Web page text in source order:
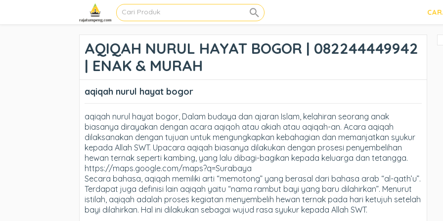
AQIQAH NURUL HAYAT BOGOR | 082244449942
| ENAK & MURAH
aqiqah nurul hayat bogor
aqiqah nurul hayat bogor, Dalam budaya dan ajaran Islam, kelahiran seorang anak
biasanya dirayakan dengan acara aqiqoh atau akiah atau aqiqah-an. Acara aqiqah
dilaksanakan dengan tujuan untuk mengungkapkan kebahagian dan memanjatkan syukur
kepada Allah SWT. Upacara aqiqah biasanya dilakukan dengan prosesi penyembelihan
hewan ternak seperti kambing, yang lalu dibagi-bagikan kepada keluarga dan tetangga.
https://maps.google.com/maps?q=Surabaya
Secara bahasa, aqiqah memiliki arti “memotong” yang berasal dari bahasa arab “al-qath’u”.
Terdapat juga definisi lain aqiqah yaitu “nama rambut bayi yang baru dilahirkan”. Menurut
istilah, aqiqah adalah proses kegiatan menyembelih hewan ternak pada hari ketujuh setelah
bayi dilahirkan. Hal ini dilakukan sebagai wujud rasa syukur kepada Allah SWT.